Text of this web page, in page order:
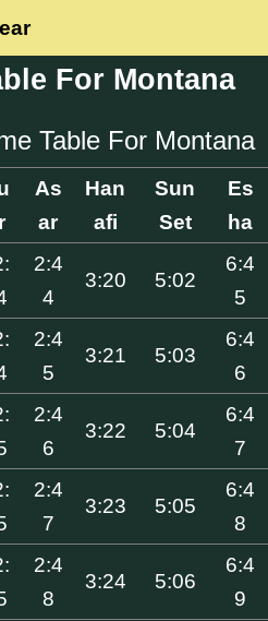
For Montana
Table For Montana
As
ar
Han
afi
Sun
Set
Es
ha
2:4
4
3:20 5:02
6:4
5
2:4
5
3:21 5:03
6:4
6
2:4
6
3:22 5:04
6:4
7
2:4
7
3:23 5:05
6:4
8
2:4
8
3:24 5:06
6:4
9